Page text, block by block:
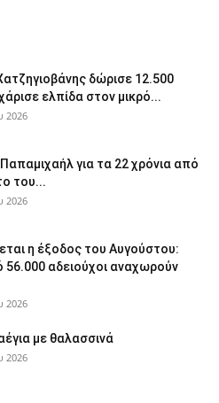
δώρισε 12.500
ελπίδα στον μικρό...
2026
Παπαμιχαήλ για τα 22 χρόνια από
του...
2026
η έξοδος του Αυγούστου:
αδειούχοι αναχωρούν
2026
με θαλασσινά
2026